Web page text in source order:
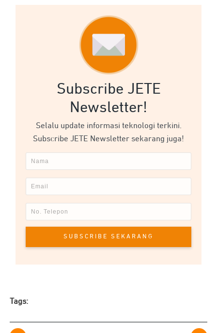
Subscribe JETE
Newsletter!
Selalu update informasi teknologi terkini.
Subscribe JETE Newsletter sekarang juga!
SUBSCRIBE SEKARANG
Tags: